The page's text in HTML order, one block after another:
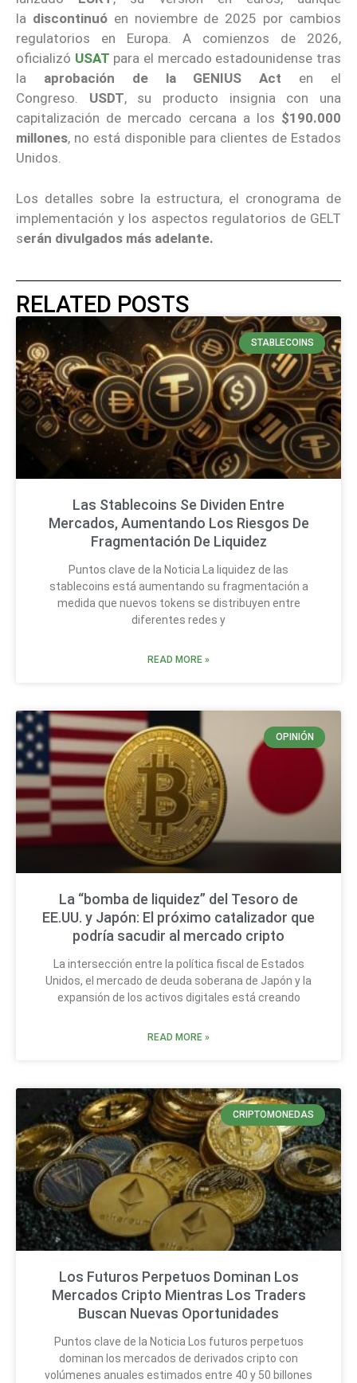
la discontinuó en noviembre de 2025 por cambios
regulatorios en Europa. A comienzos de 2026,
oficializó USAT para el mercado estadounidense tras
la aprobación de la GENIUS Act en el
Congreso. USDT, su producto insignia con una
capitalización de mercado cercana a los $190.000
millones, no está disponible para clientes de Estados
Unidos.
Los detalles sobre la estructura, el cronograma de
implementación y los aspectos regulatorios de GELT
serán divulgados más adelante.
RELATED POSTS
STABLECOINS
Las Stablecoins Se Dividen Entre
Mercados, Aumentando Los Riesgos De
Fragmentación De Liquidez
Puntos clave de la Noticia La liquidez de las
stablecoins está aumentando su fragmentación a
medida que nuevos tokens se distribuyen entre
diferentes redes y
READ MORE »
OPINIÓN
La “bomba de liquidez” del Tesoro de
EE.UU. y Japón: El próximo catalizador que
podría sacudir al mercado cripto
La intersección entre la política fiscal de Estados
Unidos, el mercado de deuda soberana de Japón y la
expansión de los activos digitales está creando
READ MORE »
CRIPTOMONEDAS
Los Futuros Perpetuos Dominan Los
Mercados Cripto Mientras Los Traders
Buscan Nuevas Oportunidades
Puntos clave de la Noticia Los futuros perpetuos
dominan los mercados de derivados cripto con
volúmenes anuales estimados entre 40 y 50 billones